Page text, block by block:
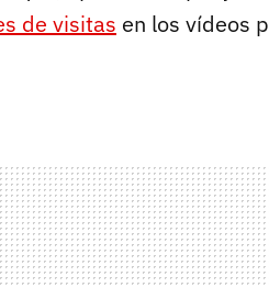
de visitas en los vídeos